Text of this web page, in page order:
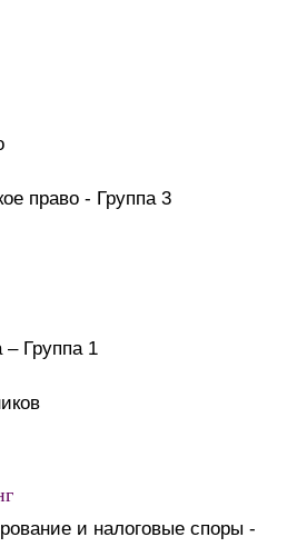
право - Группа 3
Группа 1
и налоговые споры -